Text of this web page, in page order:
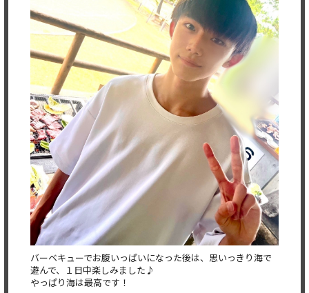
バーベキューでお腹いっぱいになった後は、思いっきり海で
遊んで、１日中楽しみました♪
やっぱり海は最高です！